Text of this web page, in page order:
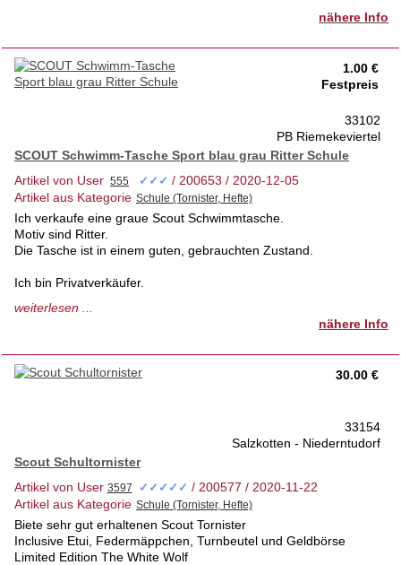
nähere Info
1.00 €
Festpreis
33102
PB Riemekeviertel
SCOUT Schwimm-Tasche Sport blau grau Ritter Schule
Artikel von User
✓✓✓ / 200653 / 2020-12-05
Artikel aus Kategorie
Ich verkaufe eine graue Scout Schwimmtasche.
Motiv sind Ritter.
Die Tasche ist in einem guten, gebrauchten Zustand.
Ich bin Privatverkäufer.
Gerne Selbstabholung.
weiterlesen ...
nähere Info
30.00 €
33154
Salzkotten - Niederntudorf
Scout Schultornister
Artikel von User
✓✓✓✓✓ / 200577 / 2020-11-22
Artikel aus Kategorie
Biete sehr gut erhaltenen Scout Tornister
Inclusive Etui, Federmäppchen, Turnbeutel und Geldbörse
Limited Edition The White Wolf